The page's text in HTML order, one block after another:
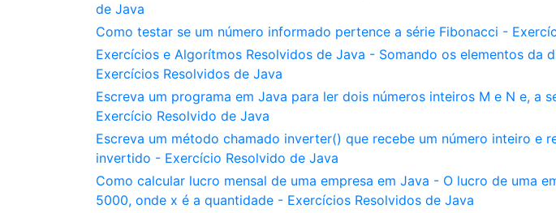
de Java
Como testar se um número informado pertence a série Fibonacci -
Exercícios e Algorítmos Resolvidos de Java - Somando os elementos da
Exercícios Resolvidos de Java
Escreva um programa em Java para ler dois números inteiros M e N e, a
Exercício Resolvido de Java
Escreva um método chamado inverter() que recebe um número inteiro e
invertido - Exercício Resolvido de Java
Como calcular lucro mensal de uma empresa em Java - O lucro de uma
5000, onde x é a quantidade - Exercícios Resolvidos de Java